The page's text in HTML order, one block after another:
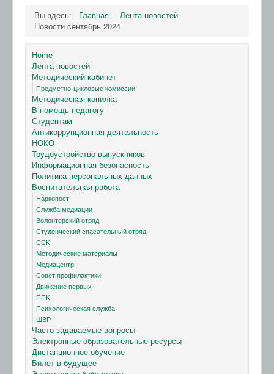
Вы здесь: Главная
Лента новостей
Новости сентябрь 2024
Home
Лента новостей
Методический кабинет
Предметно-цикловые комиссии
Методическая копилка
В помощь педагогу
Студентам
Антикоррупционная деятельность
НОКО
Трудоустройство выпускников
Информационная безопасность
Политика персональных данных
Воспитательная работа
Наркопост
Служба медиации
Волонтерский отряд
Студенческий спасательный отряд
ССК
Методические материалы
Медиацентр
Совет профилактики
Движение первых
ППК
Психологическая служба
ШВР
Часто задаваемые вопросы
Электронные образовательные ресурсы
Дистанционное обучение
Билет в будущее